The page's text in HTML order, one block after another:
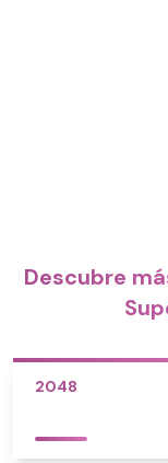
Descubre
2048